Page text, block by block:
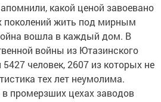
какой ценой завоевано
поколений жить под мирным
вошла в каждый дом. В
войны из Ютазинского
человек, 2607 из которых не
тех лет неумолима.
промерзших цехах заводов